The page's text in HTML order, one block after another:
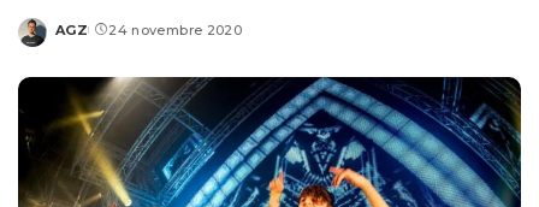
Posted
AGZ 24 novembre 2020